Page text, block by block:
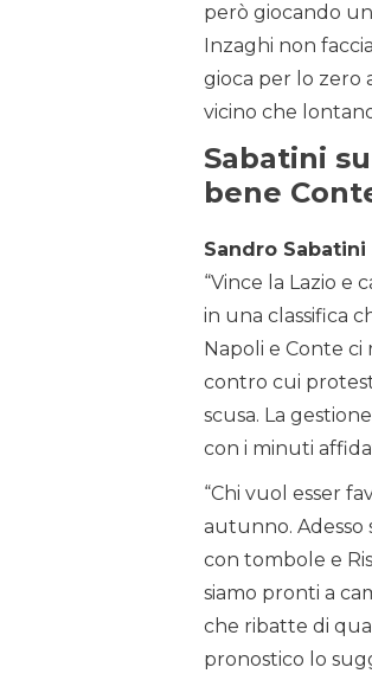
però giocando
Inzaghi non
gioca per lo zero
vicino che
Sabatini
bene
Sandro
“Vince la Lazio e
in una classifica
Napoli e Conte
contro cui
scusa. La
con i minuti
“Chi vuol esser
autunno. Adesso
con tombole e
siamo pronti a
che ribatte di
pronostico lo